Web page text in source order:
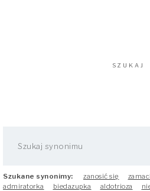
SZUKAJ
Szukane synonimy: zanosić się
admiratorka
biedazupka aldotrioza